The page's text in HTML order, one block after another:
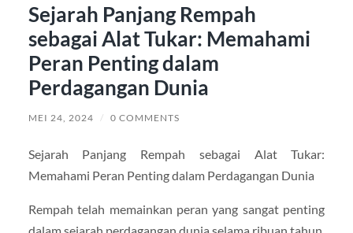
Sejarah Panjang Rempah
sebagai Alat Tukar: Memahami
Peran Penting dalam
Perdagangan Dunia
MEI 24, 2024 / 0 COMMENTS
Sejarah Panjang Rempah sebagai Alat Tukar:
Memahami Peran Penting dalam Perdagangan Dunia
Rempah telah memainkan peran yang sangat penting